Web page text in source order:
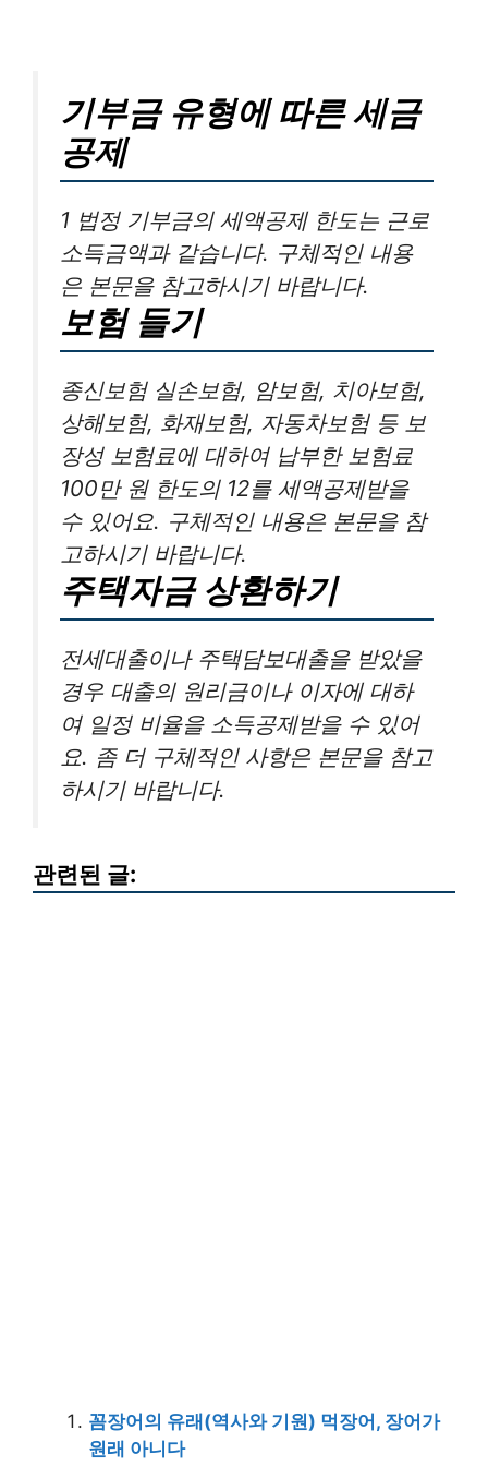
기부금 유형에 따른 세금
공제
1 법정 기부금의 세액공제 한도는 근로
소득금액과 같습니다. 구체적인 내용
은 본문을 참고하시기 바랍니다.
보험 들기
종신보험 실손보험, 암보험, 치아보험,
상해보험, 화재보험, 자동차보험 등 보
장성 보험료에 대하여 납부한 보험료
100만 원 한도의 12를 세액공제받을
수 있어요. 구체적인 내용은 본문을 참
고하시기 바랍니다.
주택자금 상환하기
전세대출이나 주택담보대출을 받았을
경우 대출의 원리금이나 이자에 대하
여 일정 비율을 소득공제받을 수 있어
요. 좀 더 구체적인 사항은 본문을 참고
하시기 바랍니다.
관련된 글:
꼼장어의 유래(역사와 기원) 먹장어, 장어가
원래 아니다